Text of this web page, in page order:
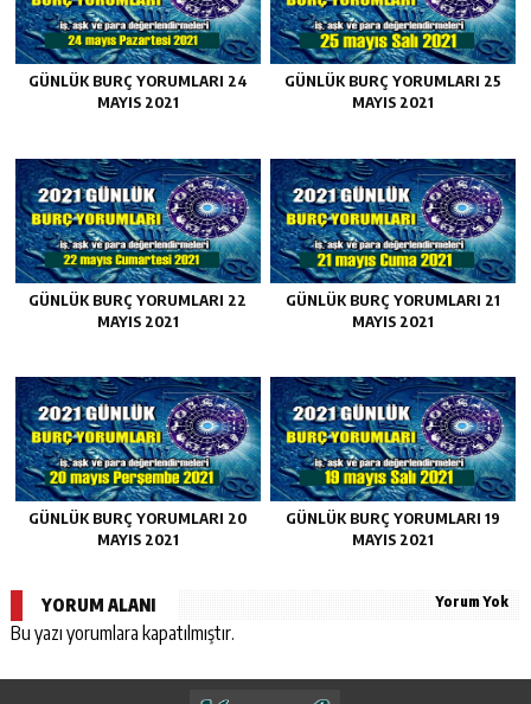
GÜNLÜK BURÇ YORUMLARI 24
MAYIS 2021
GÜNLÜK BURÇ YORUMLARI 25
MAYIS 2021
GÜNLÜK BURÇ YORUMLARI 22
MAYIS 2021
GÜNLÜK BURÇ YORUMLARI 21
MAYIS 2021
GÜNLÜK BURÇ YORUMLARI 20
MAYIS 2021
GÜNLÜK BURÇ YORUMLARI 19
MAYIS 2021
YORUM ALANI Yorum Yok
Bu yazı yorumlara kapatılmıştır.